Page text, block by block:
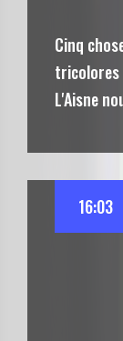
Cinq
tricolores
L'Aisne
16:03